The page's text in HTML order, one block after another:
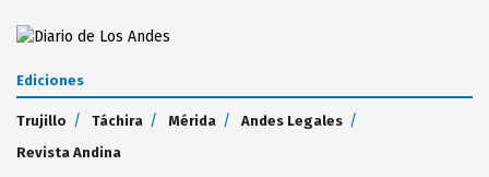
Ediciones
Trujillo Táchira Mérida
Andes Legales
Revista Andina